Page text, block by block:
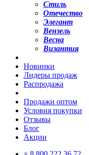
Стиль
Отечество
Элегант
Вензель
Весна
Византия
Новинки
Лидеры продаж
Распродажа
Продажи оптом
Условия покупки
Отзывы
Блог
Акции